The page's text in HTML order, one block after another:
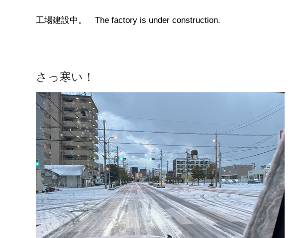
工場建設中。 The factory is under construction.
さっ寒い！